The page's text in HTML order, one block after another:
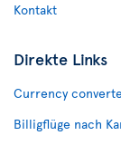
Kontakt
Direkte Links
Currency
Billigflüge nach